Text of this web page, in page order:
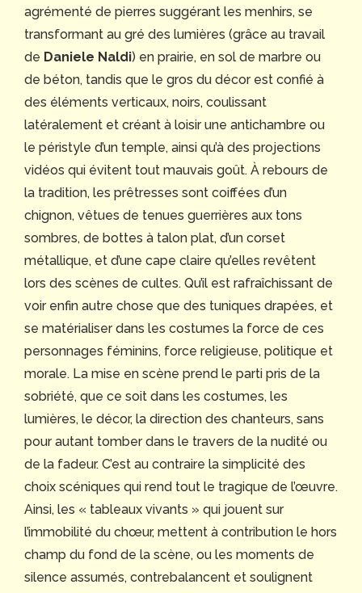
agrémenté de pierres suggérant les menhirs, se
transformant au gré des lumières (grâce au travail
de Daniele Naldi) en prairie, en sol de marbre ou
de béton, tandis que le gros du décor est confié à
des éléments verticaux, noirs, coulissant
latéralement et créant à loisir une antichambre ou
le péristyle d’un temple, ainsi qu’à des projections
vidéos qui évitent tout mauvais goût. À rebours de
la tradition, les prêtresses sont coiffées d’un
chignon, vêtues de tenues guerrières aux tons
sombres, de bottes à talon plat, d’un corset
métallique, et d’une cape claire qu’elles revêtent
lors des scènes de cultes. Qu’il est rafraîchissant de
voir enfin autre chose que des tuniques drapées, et
se matérialiser dans les costumes la force de ces
personnages féminins, force religieuse, politique et
morale. La mise en scène prend le parti pris de la
sobriété, que ce soit dans les costumes, les
lumières, le décor, la direction des chanteurs, sans
pour autant tomber dans le travers de la nudité ou
de la fadeur. C’est au contraire la simplicité des
choix scéniques qui rend tout le tragique de l’œuvre.
Ainsi, les « tableaux vivants » qui jouent sur
l’immobilité du chœur, mettent à contribution le hors
champ du fond de la scène, ou les moments de
silence assumés, contrebalancent et soulignent